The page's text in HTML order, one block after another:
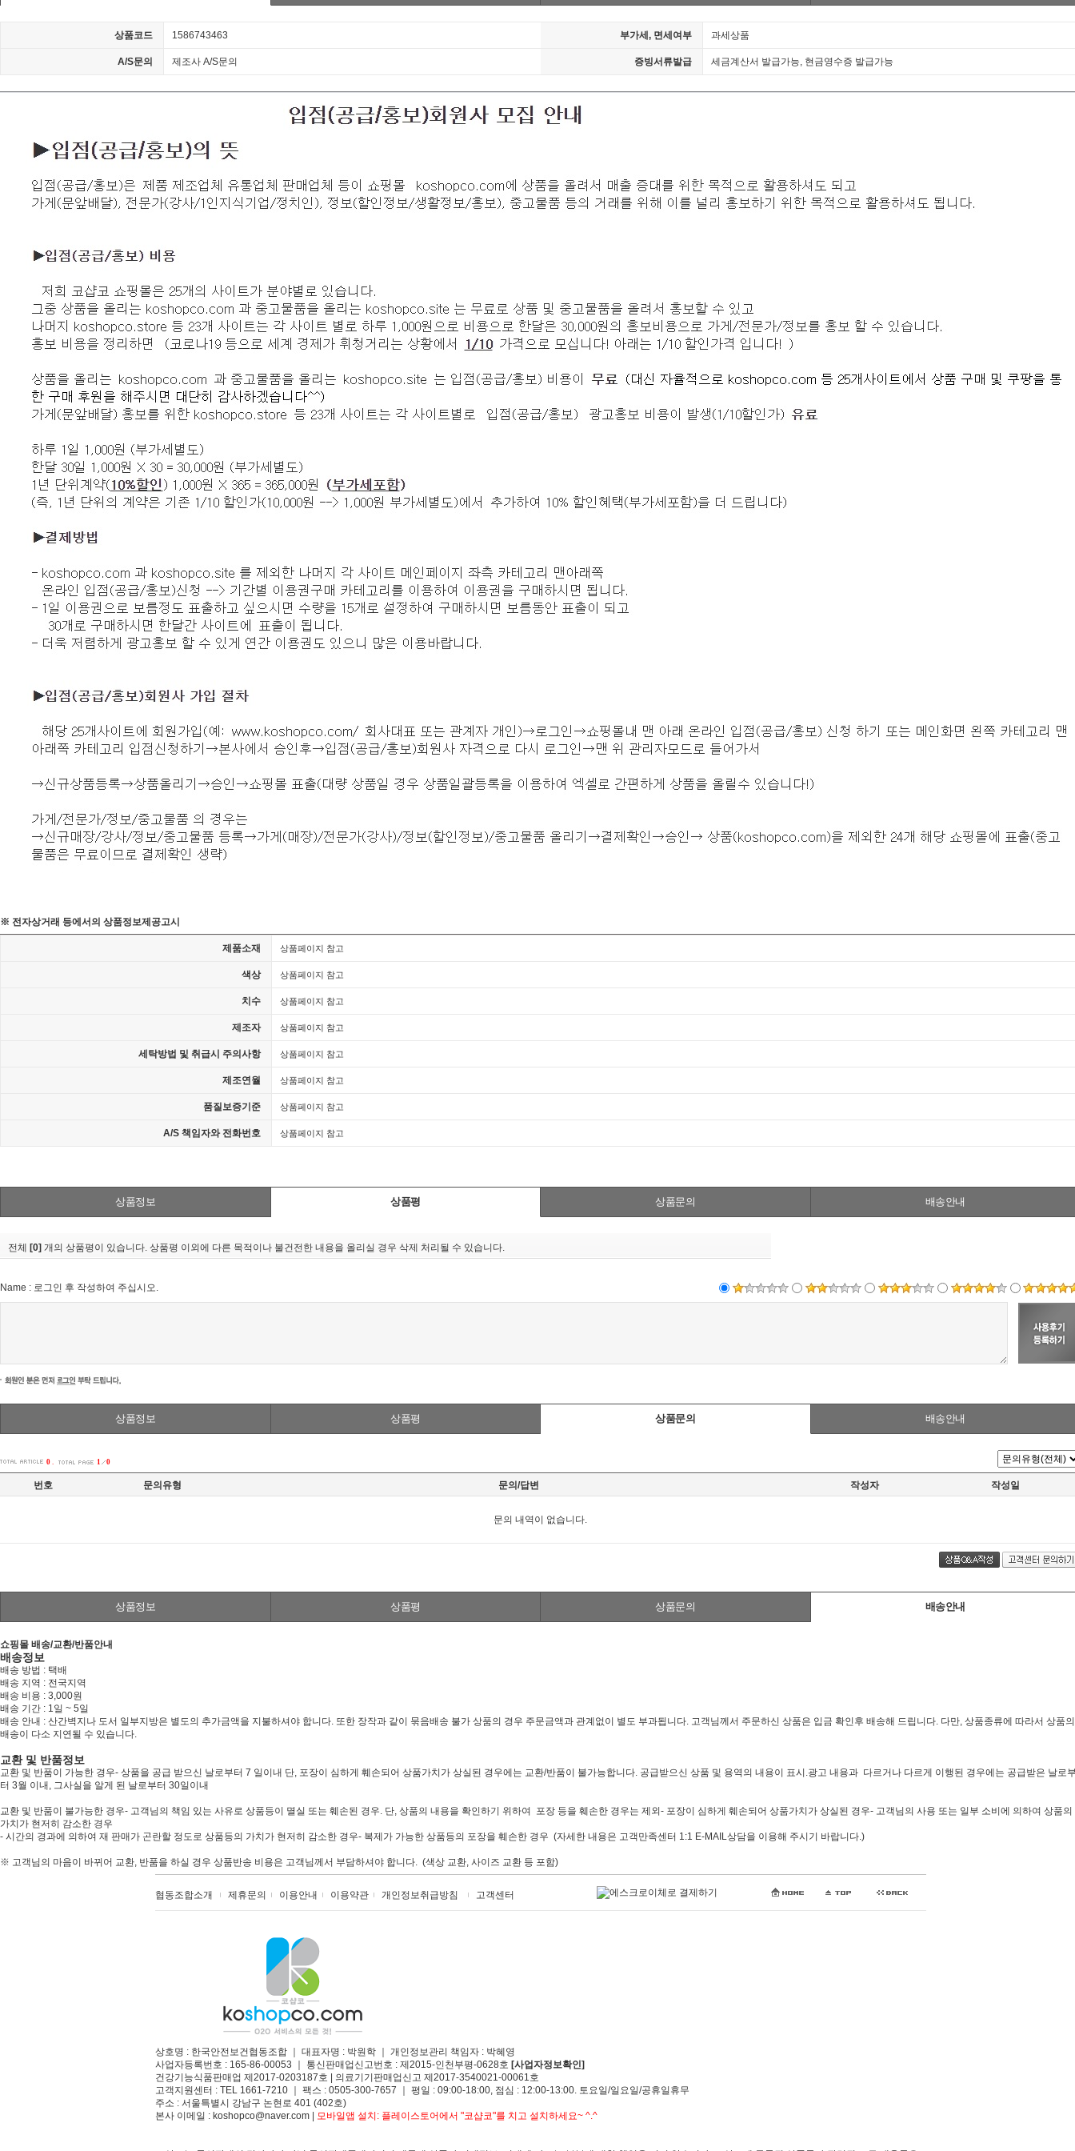
상품코드 1586743463 부가세, 면세여부 과세상품
A/S문의 제조사 A/S문의 증빙서류발급 세금계산서 발급가능, 현금영수증 발급가능
※ 전자상거래 등에서의 상품정보제공고시
제품소재 상품페이지 참고
색상 상품페이지 참고
치수 상품페이지 참고
제조자 상품페이지 참고
세탁방법 및 취급시 주의사항 상품페이지 참고
제조연월 상품페이지 참고
품질보증기준 상품페이지 참고
A/S 책임자와 전화번호 상품페이지 참고
상품정보 상품평 상품문의 배송안내
전체 [0] 개의 상품평이 있습니다. 상품평 이외에 다른 목적이나 불건전한 내용을 올리실 경우 삭제 처리될 수 있습니다.
Name : 로그인 후 작성하여 주십시오.
상품정보 상품평 상품문의 배송안내
0 . 1 0
번호 문의유형 문의/답변 작성자 작성일
문의 내역이 없습니다.
상품정보 상품평 상품문의 배송안내
쇼핑몰 배송/교환/반품안내
배송정보
배송 방법 : 택배
배송 지역 : 전국지역
배송 비용 : 3,000원
배송 기간 : 1일 ~ 5일
배송 안내 : 산간벽지나 도서 일부지방은 별도의 추가금액을 지불하셔야 합니다. 또한 장작과 같이 묶음배송 불가 상품의 경우 주문금액과 관계없이 별도 부과됩니다. 고객님께서 주문하신 상품은 입금 확인후 배송해 드립니다. 다만, 상품종류에 따라서 상품의
배송이 다소 지연될 수 있습니다.
교환 및 반품정보
교환 및 반품이 가능한 경우- 상품을 공급 받으신 날로부터 7 일이내 단, 포장이 심하게 훼손되어 상품가치가 상실된 경우에는 교환/반품이 불가능합니다. 공급받으신 상품 및 용역의 내용이 표시.광고 내용과 다르거나 다르게 이행된 경우에는 공급받은 날로
터 3월 이내, 그사실을 알게 된 날로부터 30일이내
교환 및 반품이 불가능한 경우- 고객님의 책임 있는 사유로 상품등이 멸실 또는 훼손된 경우. 단, 상품의 내용을 확인하기 위하여 포장 등을 훼손한 경우는 제외- 포장이 심하게 훼손되어 상품가치가 상실된 경우- 고객님의 사용 또는 일부 소비에 의하여 상품의
가치가 현저히 감소한 경우
- 시간의 경과에 의하여 재 판매가 곤란할 정도로 상품등의 가치가 현저히 감소한 경우- 복제가 가능한 상품등의 포장을 훼손한 경우 (자세한 내용은 고객만족센터 1:1 E-MAIL상담을 이용해 주시기 바랍니다.)
※ 고객님의 마음이 바뀌어 교환, 반품을 하실 경우 상품반송 비용은 고객님께서 부담하셔야 합니다. (색상 교환, 사이즈 교환 등 포함)
협동조합소개 제휴문의 이용안내 이용약관 개인정보취급방침 고객센터
상호명 : 한국안전보건협동조합 ｜ 대표자명 : 박원학 ｜ 개인정보관리 책임자 : 박혜영
사업자등록번호 : 165-86-00053 ｜ 통신판매업신고번호 : 제2015-인천부평-0628호 [사업자정보확인]
건강기능식품판매업 제2017-0203187호 | 의료기기판매업신고 제2017-3540021-00061호
고객지원센터 : TEL 1661-7210 ｜ 팩스 : 0505-300-7657 ｜ 평일 : 09:00-18:00, 점심 : 12:00-13:00. 토요일/일요일/공휴일휴무
주소 : 서울특별시 강남구 논현로 401 (402호)​
본사 이메일 : koshopco@naver.com |
모바일앱 설치: 플레이스토어에서 "코샵코"를 치고 설치하세요~ ^.^